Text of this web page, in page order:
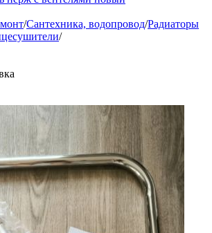
/Сантехника, водопровод/Радиаторы
/